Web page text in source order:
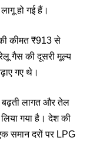
हो गई हैं।
कीमत ₹913 से
गैस की दूसरी मूल्य
गए थे।
बढ़ती लागत और तेल
गया है। देश की
समान दरों पर LPG